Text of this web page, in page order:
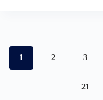
1 2 3
21